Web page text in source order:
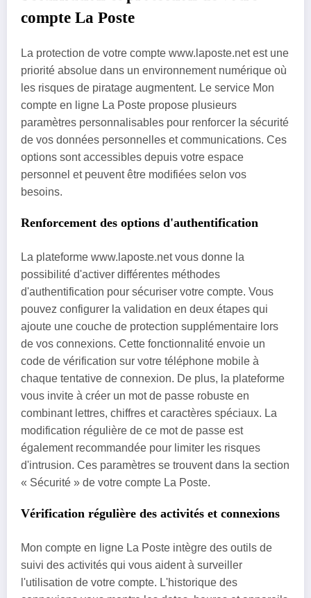
compte La Poste
La protection de votre compte www.laposte.net est une
priorité absolue dans un environnement numérique où
les risques de piratage augmentent. Le service Mon
compte en ligne La Poste propose plusieurs
paramètres personnalisables pour renforcer la sécurité
de vos données personnelles et communications. Ces
options sont accessibles depuis votre espace
personnel et peuvent être modifiées selon vos
besoins.
Renforcement des options d'authentification
La plateforme www.laposte.net vous donne la
possibilité d'activer différentes méthodes
d'authentification pour sécuriser votre compte. Vous
pouvez configurer la validation en deux étapes qui
ajoute une couche de protection supplémentaire lors
de vos connexions. Cette fonctionnalité envoie un
code de vérification sur votre téléphone mobile à
chaque tentative de connexion. De plus, la plateforme
vous invite à créer un mot de passe robuste en
combinant lettres, chiffres et caractères spéciaux. La
modification régulière de ce mot de passe est
également recommandée pour limiter les risques
d'intrusion. Ces paramètres se trouvent dans la section
« Sécurité » de votre compte La Poste.
Vérification régulière des activités et connexions
Mon compte en ligne La Poste intègre des outils de
suivi des activités qui vous aident à surveiller
l'utilisation de votre compte. L'historique des